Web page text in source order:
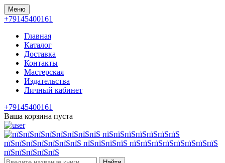
Меню
+79145400161
Главная
Каталог
Доставка
Контакты
Мастерская
Издательства
Личный кабинет
+79145400161
Ваша корзина пуста